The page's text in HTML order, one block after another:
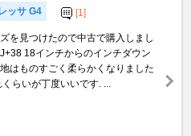
ッサ G4 [1]
を見つけたので中古で購入しまし
18インチからのインチダウン
はものすごく柔らかくなりました
らいが丁度いいです. ...